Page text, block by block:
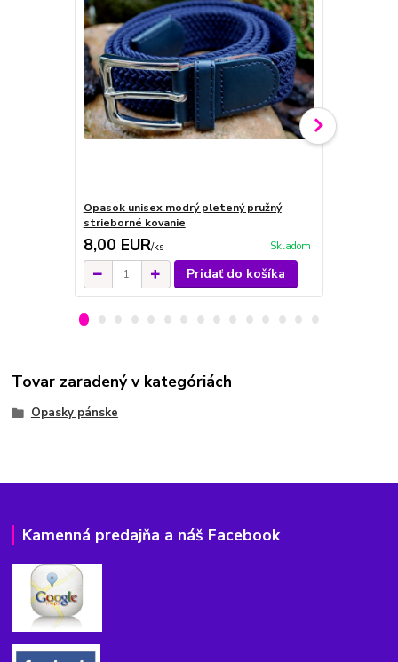
Opasok unisex modrý pletený pružný
strieborné kovanie
8,00 EUR/ks Skladom
Pridať do košíka
Tovar zaradený v kategóriách
Opasky pánske
Kamenná predajňa a náš Facebook